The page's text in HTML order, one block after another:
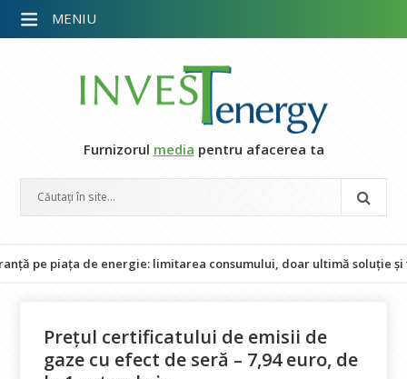
Furnizorul media pentru afacerea ta
piața de energie: limitarea consumului, doar ultimă soluție și fără
Prețul certificatului de emisii de
gaze cu efect de seră – 7,94 euro, de
MENIU